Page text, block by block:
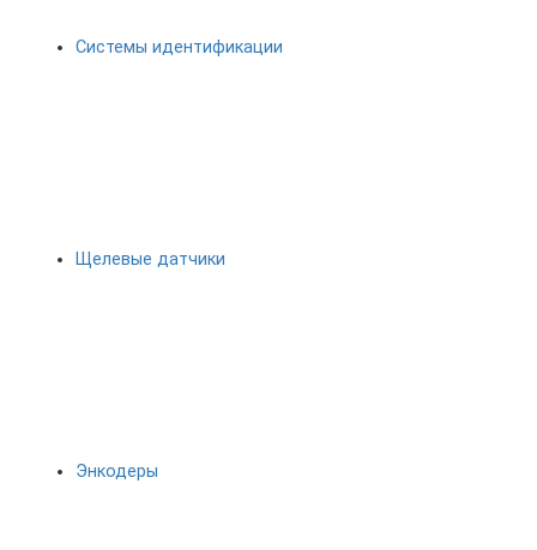
Системы идентификации
Щелевые датчики
Энкодеры